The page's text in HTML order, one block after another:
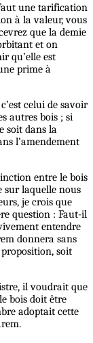
une tarification
à la valeur, vous
que la demie
et on
qu’elle est
prime à
celui de savoir
autres bois ; si
soit dans la
l’amendement
entre le bois
sur laquelle nous
je crois que
question : Faut-il
entendre
donnera sans
soit
il voudrait que
bois doit être
adoptait cette